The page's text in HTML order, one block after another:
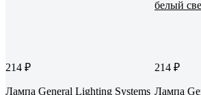
214 ₽
Лампа General Lighting Systems
214 ₽
Лампа